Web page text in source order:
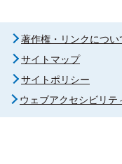
著作権・リンクについ
サイトマップ
サイトポリシー
ウェブアクセシビリテ